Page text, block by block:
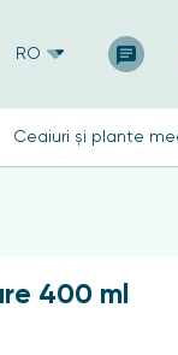
RO
Ceaiuri și plante
400 ml